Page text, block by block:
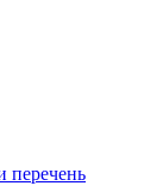
перечень